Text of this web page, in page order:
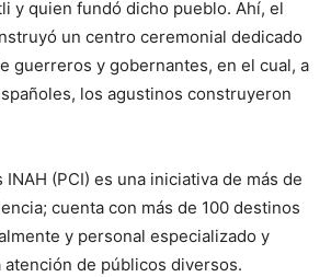
y quien fundó dicho pueblo. Ahí, el
un centro ceremonial dedicado
guerreros y gobernantes, en el cual, a
los agustinos construyeron
(PCI) es una iniciativa de más de
cuenta con más de 100 destinos
y personal especializado y
atención de públicos diversos.